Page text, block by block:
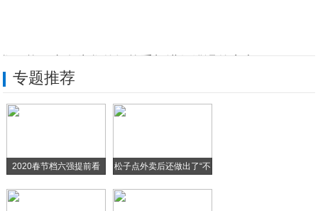
为节省宽带费，选用39元100GB靠谱吗
网吧电脑速度快是因网吧有服务器，把网吧服
专题推荐
2020春节档六强提前看 松子点外卖后还做出了“不